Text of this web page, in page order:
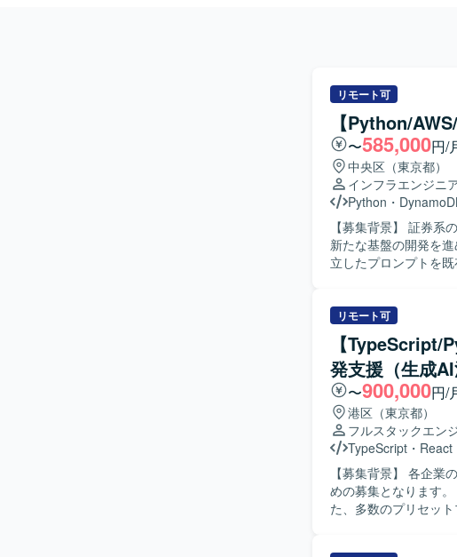
リモート可
【Python/
〜585,000円/
中央区（東京都）
インフラエンジニ
Python ・
【募集背景】 証券系
新たな基盤の開発を進めております。 【作業内容】 生
立したプロンプトを
ミュニケーションを取り
力】 生成AIを活用し
知見を深めていただ
のノウハウも獲得いただけます。 【開発環境】 Pythonおよ
Lambda、
リモート可
【TypeScript/
発支援（生成AI
〜900,000円/
港区（東京都）
フルスタックエン
TypeScript ・ React
【募集背景】 各企業
めの募集となります。 【作業内容】 Azure OpenAIやGeminiなどの生成AIモデルを基盤とし
た、多数のプリセッ